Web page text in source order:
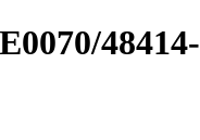
48414-